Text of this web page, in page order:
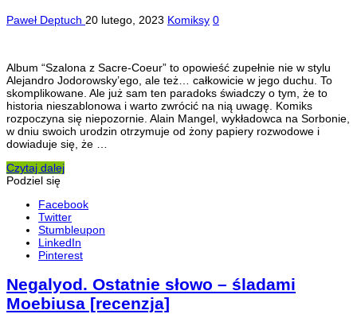
Paweł Deptuch 20 lutego, 2023 Komiksy 0
Album “Szalona z Sacre-Coeur” to opowieść zupełnie nie w stylu
Alejandro Jodorowsky’ego, ale też… całkowicie w jego duchu. To
skomplikowane. Ale już sam ten paradoks świadczy o tym, że to
historia nieszablonowa i warto zwrócić na nią uwagę. Komiks
rozpoczyna się niepozornie. Alain Mangel, wykładowca na Sorbonie,
w dniu swoich urodzin otrzymuje od żony papiery rozwodowe i
dowiaduje się, że …
Czytaj dalej
Podziel się
Facebook
Twitter
Stumbleupon
LinkedIn
Pinterest
Negalyod. Ostatnie słowo – śladami
Moebiusa [recenzja]